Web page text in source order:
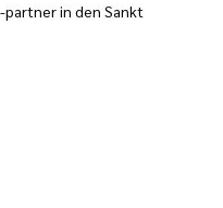
in den Sankt